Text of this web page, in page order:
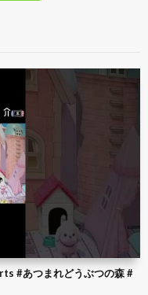
#あつまれどうぶつの森 #